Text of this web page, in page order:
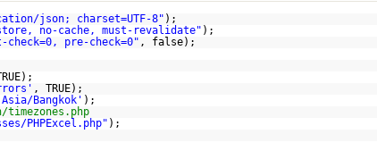
json; charset=UTF-8" );
no-cache, must-revalidate" );
pre-check=0" , false);
, TRUE);
Bangkok' );
PHPExcel.php" );